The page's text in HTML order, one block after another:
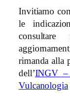
Invitiamo
le
rimanda alla
dell’INGV –
Vulcanologia